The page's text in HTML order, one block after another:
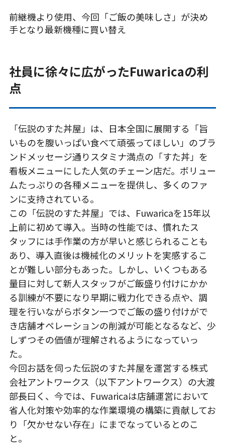
前継機より使用、今回「ご飯の美味しさ」が決め
手となり最新機種に買い替え
社員に徐々に広がったFuwaricaの利
点
「伝説のすた丼屋」は、日本全国に展開する「旨
いものを腹いっぱい食べて頑張ってほしい」のブラ
ンドメッセージ通りスタミナ満点の「すた丼」を
看板メニューにした人気のチェーン店だ。ボリュー
ムたっぷりの各種メニューを提供し、多くのファ
ンに支持されている。
この「伝説のすた丼屋」では、Fuwaricaを15年以
上前に初めて導入。当時の性能では、慣れたス
タッフには手作業の方が早いと感じられることも
あり、導入直後は機械化のメリットを実感するこ
とが難しい部分もあった。しかし、いくつもある
量目に対して新人スタッフがご飯盛り付けにかか
る訓練が不要になり早期に戦力化できる点や、調
理を行いながらボタン一つでご飯の盛り付けがで
き店舗オペレーションの削減が可能となるなど、少
しずつその価値が理解されるようになっていっ
た。
今回お話を伺った伝説のすた丼屋を運営する株式
会社アントワークス（以下アントワークス）の大渡
部長曰く、今では、Fuwaricaは店舗運営において
省人化対策や効率的な作業環境の構築に貢献してお
り「欠かせない存在」にまでなっているとのこ
と。